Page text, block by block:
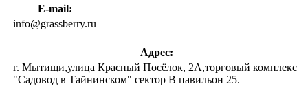
E-mail:
info@grassberry.ru
Адрес:
г. Мытищи,улица Красный Посёлок, 2А,торговый комплекс
"Садовод в Тайнинском" сектор В павильон 25.